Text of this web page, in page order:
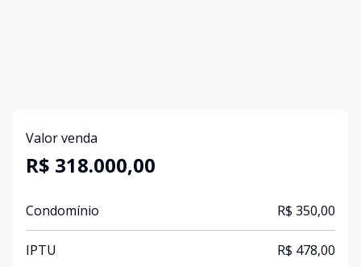
Valor venda
R$ 318.000,00
Condomínio R$ 350,00
IPTU R$ 478,00